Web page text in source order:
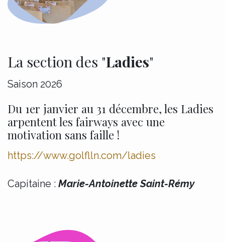
La section des "Ladies"
Saison 2026
Du 1er janvier au 31 décembre, les Ladies
arpentent les fairways avec une
motivation sans faille !
https://www.golflln.com/ladies
Capitaine : Marie-Antoinette Saint-Rémy